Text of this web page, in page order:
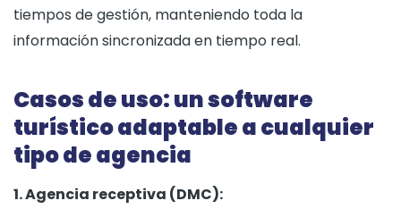
tiempos de gestión, manteniendo toda la
información sincronizada en tiempo real.
Casos de uso: un software
turístico adaptable a cualquier
tipo de agencia
1. Agencia receptiva (DMC):